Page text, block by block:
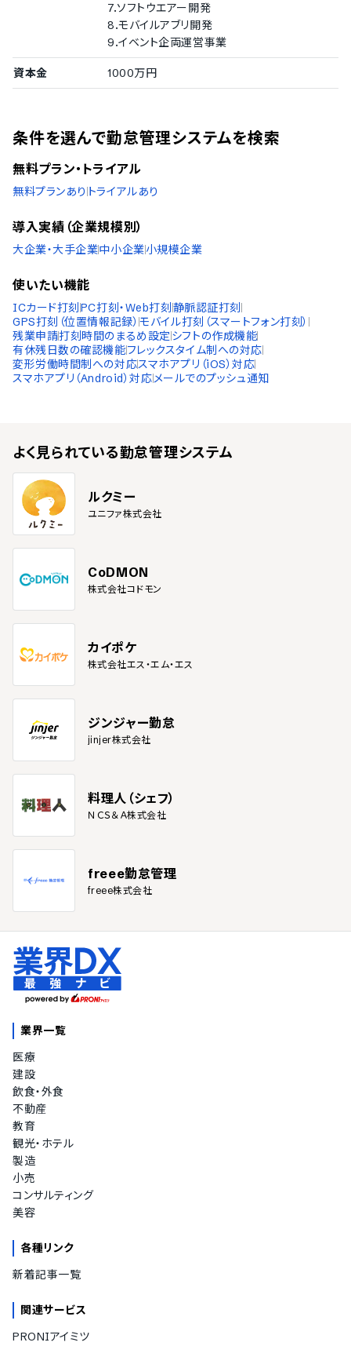
7.ソフトウエアー開発
8.モバイルアブリ開発
9.イベント企両運営事業
資本金 1000万円
条件を選んで勤怠管理システムを検索
無料プラン・トライアル
無料プランあり トライアルあり
導入実績（企業規模別）
大企業・大手企業中小企業小規模企業
使いたい機能
ICカード打刻 PC打刻・Web打刻 静脈認証打刻
GPS打刻（位置情報記録）モバイル打刻（スマートフォン打刻）
残業申請打刻時間のまるめ設定シフトの作成機能
有休残日数の確認機能フレックスタイム制への対応
変形労働時間制への対応スマホアプリ（iOS）対応
スマホアプリ（Android）対応メールでのプッシュ通知
よく見られている勤怠管理システム
ルクミー
ユニファ株式会社
CoDMON
株式会社コドモン
カイポケ
株式会社エス・エム・エス
ジンジャー勤怠
jinjer株式会社
料理人（シェフ）
ＮＣＳ＆Ａ株式会社
freee勤怠管理
freee株式会社
業界一覧
医療
建設
飲食・外食
不動産
教育
観光・ホテル
製造
小売
コンサルティング
美容
各種リンク
新着記事一覧
関連サービス
PRONIアイミツ